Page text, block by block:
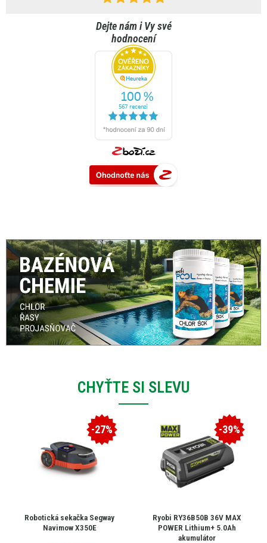
Dejte nám i Vy své
hodnocení
CHYŤTE SI SLEVU
-27%
Robotická sekačka Segway
Navimow X350E
-39%
Ryobi RY36B50B 36V MAX
POWER Lithium+ 5.0Ah
akumulátor